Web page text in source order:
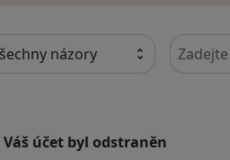
Hledejte
Váš účet byl odstraněn